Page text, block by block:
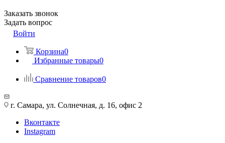
Заказать звонок
Задать вопрос
Войти
Корзина0
Избранные товары0
Сравнение товаров0
г. Самара, ул. Солнечная, д. 16, офис 2
Вконтакте
Instagram